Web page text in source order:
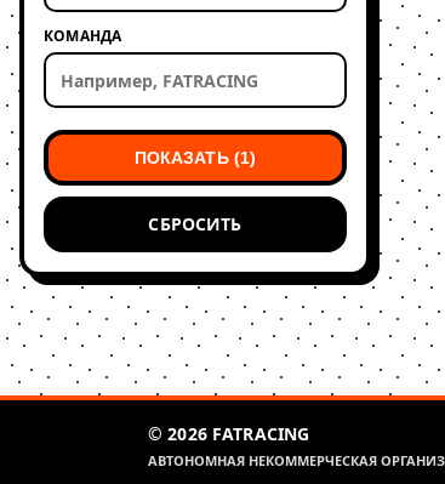
КОМАНДА
ПОКАЗАТЬ (1)
СБРОСИТЬ
© 2026 FATRACING
АВТОНОМНАЯ НЕКОММЕРЧЕСКАЯ